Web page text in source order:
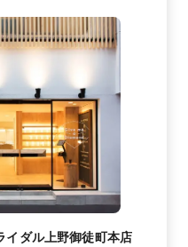
ダル上野御徒町本店